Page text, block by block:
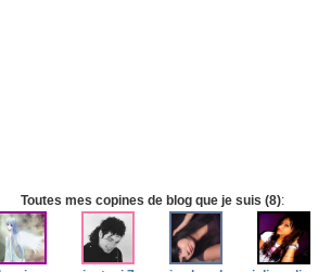
Toutes mes copines de blog que je suis (8):